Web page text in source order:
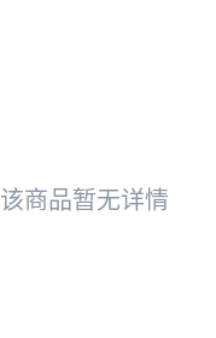
该商品暂无详情